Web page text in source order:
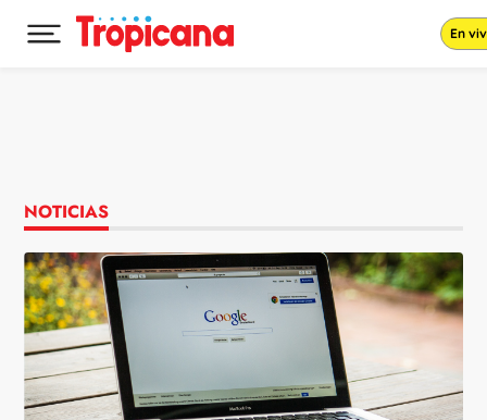
Desplegar menú principal En
NOTICIAS